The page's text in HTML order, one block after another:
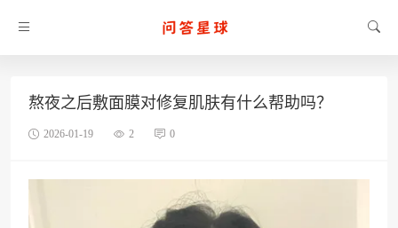
熬夜之后敷面膜对修复肌肤有什么帮助吗？
2026-01-19 2 0